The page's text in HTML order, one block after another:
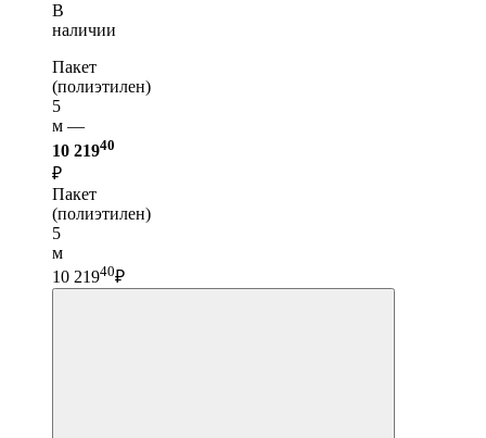
В
наличии
Пакет
(полиэтилен)
5
м —
10 21940
₽
Пакет
(полиэтилен)
5
м
10 21940₽